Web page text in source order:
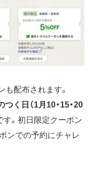
も配布されます。
つく日（1月10・15・20
す。初日限定クーポン
ンでの予約にチャレ